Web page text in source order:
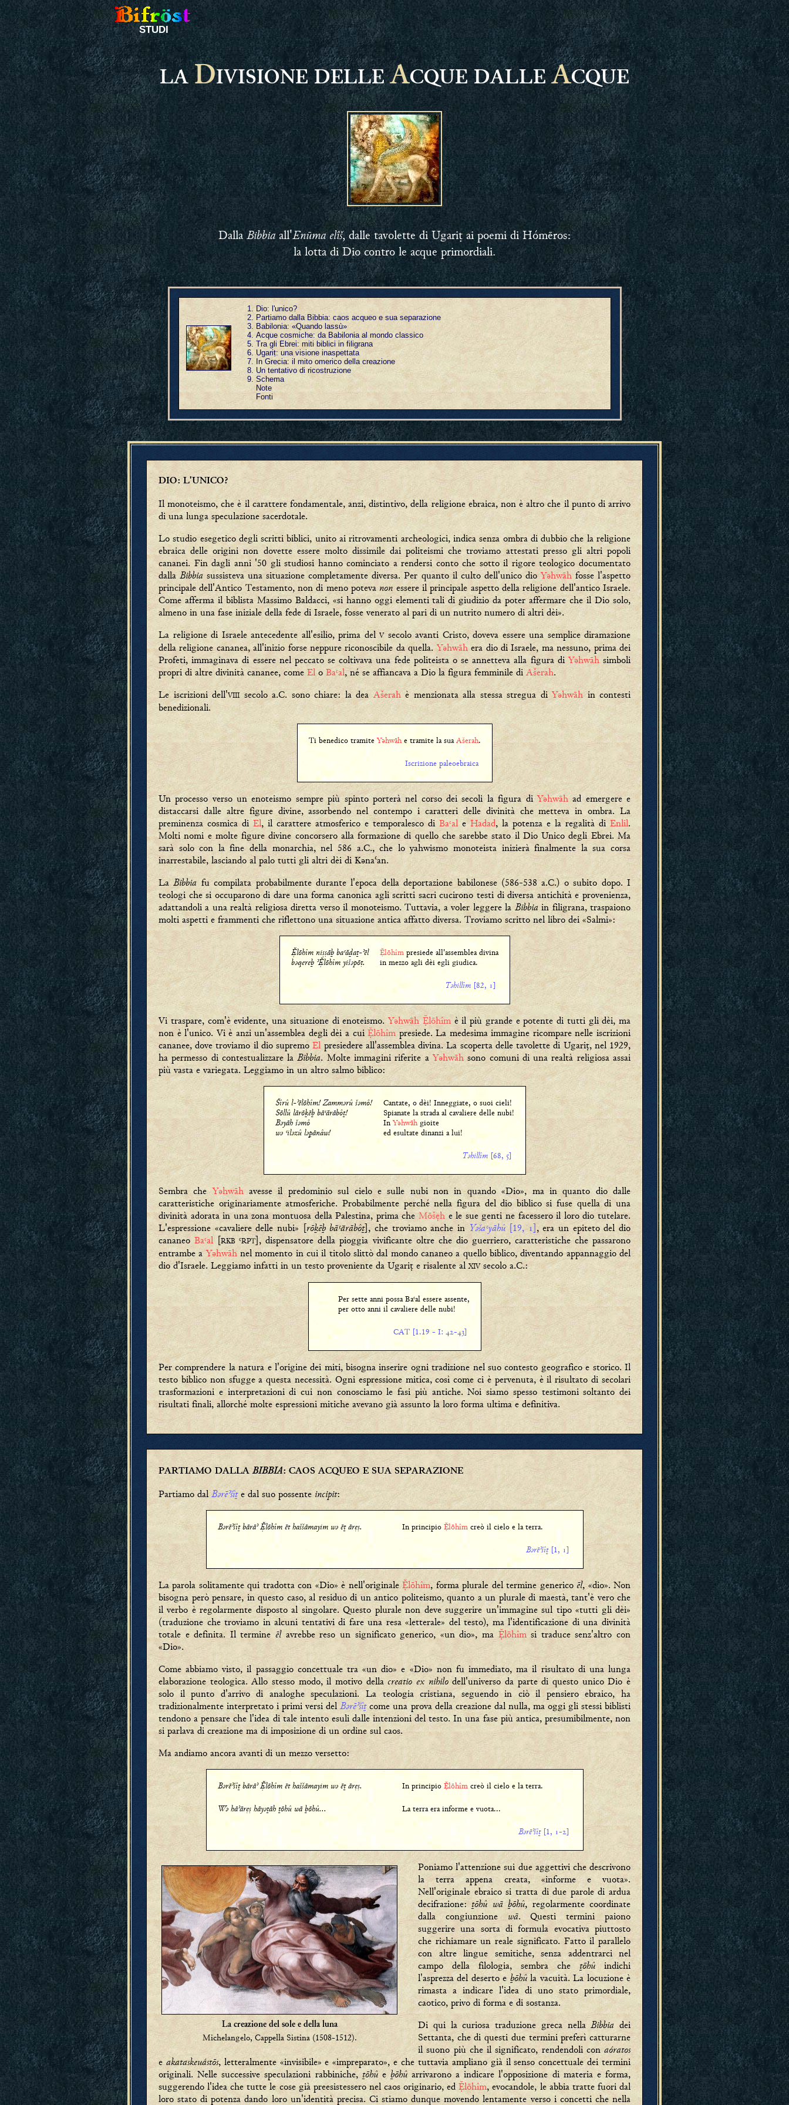
STUDI
LADIVISIONE DELLEACQUE DALLEACQUE
DallaBibbiaall'Enūma elîš, dalle tavolette di Ugariṭ ai poemi di Hómēros:
la lotta di Dio contro le acque primordiali.
Dio: l'unico?
Partiamo dalla Bibbia: caos acqueo e sua separazione
Babilonia: «Quando lassù»
Acque cosmiche: da Babilonia al mondo classico
Tra gli Ebrei: miti biblici in filigrana
Ugariṭ: una visione inaspettata
In Grecia: il mito omerico della creazione
Un tentativo di ricostruzione
Schema
Note
Fonti
DIO: L'UNICO?
Il monoteismo, che è il carattere fondamentale, anzi, distintivo, della religione ebraica, non è altro che il punto di arrivo
di una lunga speculazione sacerdotale.
Lo studio esegetico degli scritti biblici, unito ai ritrovamenti archeologici, indica senza ombra di dubbio che la religione
ebraica delle origini non dovette essere molto dissimile dai politeismi che troviamo attestati presso gli altri popoli
cananei. Fin dagli anni '50 gli studiosi hanno cominciato a rendersi conto che sotto il rigore teologico documentato
dallaBibbia sussisteva una situazione completamente diversa. Per quanto il culto dell'unico dioYǝhwāhfosse l'aspetto
principale dell'Antico Testamento, non di meno poteva non essere il principale aspetto della religione dell'antico Israele.
Come afferma il biblista Massimo Baldacci, «si hanno oggi elementi tali di giudizio da poter affermare che il Dio solo,
almeno in una fase iniziale della fede di Israele, fosse venerato al pari di un nutrito numero di altri dèi».
La religione di Israele antecedente all'esilio, prima delVsecolo avanti Cristo, doveva essere una semplice diramazione
della religione cananea, all'inizio forse neppure riconoscibile da quella.Yəhwāhera dio di Israele, ma nessuno, prima dei
Profeti, immaginava di essere nel peccato se coltivava una fede politeista o se annetteva alla figura diYəhwāhsimboli
propri di altre divinità cananee, come El o Ba˓al, né se affiancava a Dio la figura femminile di Ašerah.
Le iscrizioni dell'VIII secolo a.C. sono chiare: la dea Ašerahè menzionata alla stessa stregua diYəhwāh in contesti
benedizionali.
Ti benedico tramiteYəhwāhe tramite la suaAšerah.
Iscrizione paleoebraica
Un processo verso un enoteismo sempre più spinto porterà nel corso dei secoli la figura diYəhwāhad emergere e
distaccarsi dalle altre figure divine, assorbendo nel contempo i caratteri delle divinità che metteva in ombra. La
preminenza cosmica di El, il carattere atmosferico e temporalesco di Ba˓al eHadad, la potenza e la regalità diEnlil.
Molti nomi e molte figure divine concorsero alla formazione di quello che sarebbe stato il Dio Unico degli Ebrei. Ma
sarà solo con la fine della monarchia, nel 586 a.C., che lo yahwismo monoteista inizierà finalmente la sua corsa
inarrestabile, lasciando al palo tutti gli altri dèi di Kǝnaʿan.
LaBibbia fu compilata probabilmente durante l'epoca della deportazione babilonese (586-538 a.C.) o subito dopo. I
teologi che si occuparono di dare una forma canonica agli scritti sacri cucirono testi di diversa antichità e provenienza,
adattandoli a una realtà religiosa diretta verso il monoteismo. Tuttavia, a voler leggere laBibbiain filigrana, traspaiono
molti aspetti e frammenti che riflettono una situazione antica affatto diversa. Troviamo scritto nel libro dei «Salmi»:
lōhîm niṣṣāḇ ba˓ăḏaṯ-ʾēl
bǝqereḇ ʾlōhîm yišǝpōṭ.
lōhîm presiede all'assemblea divina
in mezzo agli dèi egli giudica.
Tǝhillîm [82, ]
Vi traspare, com'è evidente, una situazione di enoteismo.Yəhwāhlōhîmè il più grande e potente di tutti gli dèi, ma
non è l'unico. Vi è anzi un'assemblea degli dèi a cuilōhîm presiede. La medesima immagine ricompare nelle iscrizioni
cananee, dove troviamo il dio supremoEl presiedere all'assemblea divina. La scoperta delle tavolette di Ugariṭ, nel 1929,
ha permesso di contestualizzare laBibbia. Molte immagini riferite aYəhwāhsono comuni di una realtà religiosa assai
più vasta e variegata. Leggiamo in un altro salmo biblico:
Šîrû l-ʾēlōhîm! Zammǝrû šǝmô!
Sōllû lārōḵēḇ bā˓ărābôṯ!
Bǝyāh šǝmô
wǝ ˓ilǝzû lǝānâw!
Cantate, o dèi! Inneggiate, o suoi cieli!
Spianate la strada al cavaliere delle nubi!
InYəhwāhgioite
ed esultate dinanzi a lui!
Tǝhillîm [68, ]
Sembra cheYəhwāhavesse il predominio sul cielo e sulle nubi non in quando «Dio», ma in quanto dio dalle
caratteristiche originariamente atmosferiche. Probabilmente perché nella figura del dio biblico si fuse quella di una
divinità adorata in una zona montuosa della Palestina, prima cheMōšẹh e le sue genti ne facessero il loro dio tutelare.
L'espressione «cavaliere delle nubi» [rōḵēḇ bā˓ărābôṯ], che troviamo anche in Yǝša˓yāhû [19, ], era un epiteto del dio
cananeoBa˓al [RKB˓RPT], dispensatore della pioggia vivificante oltre che dio guerriero, caratteristiche che passarono
entrambe aYəhwāhnel momento in cui il titolo slittò dal mondo cananeo a quello biblico, diventando appannaggio del
dio d'Israele. Leggiamo infatti in un testo proveniente da Ugariṭ e risalente alXIVsecolo a.C.:
Per sette anni possa Ba˓al essere assente,
per otto anni il cavaliere delle nubi!
CAT [1.19 - I: -]
Per comprendere la natura e l'origine dei miti, bisogna inserire ogni tradizione nel suo contesto geografico e storico. Il
testo biblico non sfugge a questa necessità. Ogni espressione mitica, così come ci è pervenuta, è il risultato di secolari
trasformazioni e interpretazioni di cui non conosciamo le fasi più antiche. Noi siamo spesso testimoni soltanto dei
risultati finali, allorché molte espressioni mitiche avevano già assunto la loro forma ultima e definitiva.
PARTIAMO DALLABIBBIA: CAOS ACQUEO E SUA SEPARAZIONE
Partiamo dal Bǝrēʾšîṯ e dal suo possente incipit:
Bǝrēʾšîṯ bārāʾ lōhîm ēt haššāmayim wǝ ēṯ ārẹṣ. In principio lōhîm creò il cielo e la terra.
Bǝrēʾšîṯ[1, ]
La parola solitamente qui tradotta con «Dio» è nell'originalelōhîm, forma plurale del termine genericoēl, «dio». Non
bisogna però pensare, in questo caso, al residuo di un antico politeismo, quanto a un plurale di maestà, tant'è vero che
il verbo è regolarmente disposto al singolare. Questo plurale non deve suggerire un'immagine sul tipo «tutti gli dèi»
(traduzione che troviamo in alcuni tentativi di fare una resa «letterale» del testo), ma l'identificazione di una divinità
totale e definita. Il termine ēlavrebbe reso un significato generico, «un dio», malōhîmsi traduce senz'altro con
«Dio».
Come abbiamo visto, il passaggio concettuale tra «un dio» e «Dio» non fu immediato, ma il risultato di una lunga
elaborazione teologica. Allo stesso modo, il motivo dellacreatio ex nihilodell'universo da parte di questo unico Dio è
solo il punto d'arrivo di analoghe speculazioni. La teologia cristiana, seguendo in ciò il pensiero ebraico, ha
tradizionalmente interpretato i primi versi delBǝrēʾšîṯ come una prova della creazione dal nulla, ma oggi gli stessi biblisti
tendono a pensare che l'idea di tale intento esuli dalle intenzioni del testo. In una fase più antica, presumibilmente, non
si parlava di creazione ma di imposizione di un ordine sul caos.
Ma andiamo ancora avanti di un mezzo versetto:
Bǝrēʾšîṯ bārāʾ lōhîm ēt haššāmayim wǝ ēṯ ārẹṣ. In principio lōhîm creò il cielo e la terra.
Wǝ hāʾārẹṣ hāyǝṯāh ṯōhû wā ḇōhû... La terra era informe e vuota...
Bǝrēʾšîṯ[1, -]
La creazione del sole e della luna
Michelangelo, Cappella Sistina (1508-1512).
Poniamo l'attenzione sui due aggettivi che descrivono
la terra appena creata, «informe e vuota».
Nell'originale ebraico si tratta di due parole di ardua
decifrazione:ṯōhû wā ḇōhû, regolarmente coordinate
dalla congiunzionewā. Questi termini paiono
suggerire una sorta di formula evocativa piuttosto
che richiamare un reale significato. Fatto il parallelo
con altre lingue semitiche, senza addentrarci nel
campo della filologia, sembra che ṯōhû indichi
l'asprezza del deserto e ḇōhûla vacuità. La locuzione è
rimasta a indicare l'idea di uno stato primordiale,
caotico, privo di forma e di sostanza.
Di qui la curiosa traduzione greca nellaBibbia dei
Settanta, che di questi due termini preferì catturarne
il suono più che il significato, rendendoli conaóratos
eakataskeuástōs, letteralmente «invisibile» e «impreparato», e che tuttavia ampliano già il senso concettuale dei termini
originali. Nelle successive speculazioni rabbiniche, ṯōhû eḇōhûarrivarono a indicare l'opposizione di materia e forma,
suggerendo l'idea che tutte le cose già preesistessero nel caos originario, edlōhîm, evocandole, le abbia tratte fuori dal
loro stato di potenza dando loro un'identità precisa. Ci stiamo dunque movendo lentamente verso i concetti che nella